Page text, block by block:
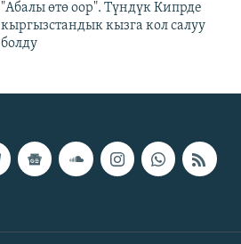
"Абалы өтө оор". Түндүк Кипрде
кыргызстандык кызга кол салуу
болду